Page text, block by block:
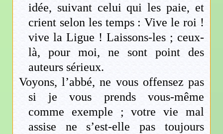
idée, suivant celui qui les paie, et
crient selon les temps : Vive le roi !
vive la Ligue ! Laissons-les ; ceux-
là, pour moi, ne sont point des
auteurs sérieux.
Voyons, l’abbé, ne vous offensez pas
si je vous prends vous-même
comme exemple ; votre vie mal
assise ne s’est-elle pas toujours